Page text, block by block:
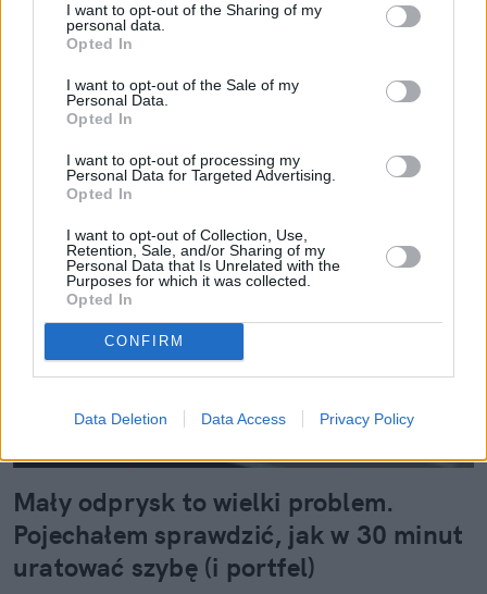
I want to opt-out of the Sharing of my
personal data.
Opted In
I want to opt-out of the Sale of my
Personal Data.
Opted In
I want to opt-out of processing my
Personal Data for Targeted Advertising.
Opted In
I want to opt-out of Collection, Use,
Retention, Sale, and/or Sharing of my
Personal Data that Is Unrelated with the
Purposes for which it was collected.
Opted In
CONFIRM
Data Deletion Data Access Privacy Policy
Mały odprysk to wielki problem.
Pojechałem sprawdzić, jak w 30 minut
uratować szybę (i portfel)